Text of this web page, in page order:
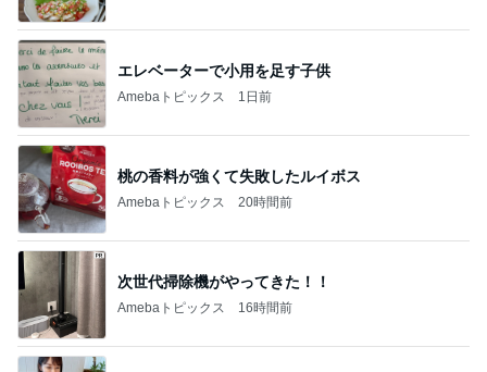
エレベーターで小用を足す子供
Amebaトピックス 1日前
桃の香料が強くて失敗したルイボス
Amebaトピックス 20時間前
次世代掃除機がやってきた！！
Amebaトピックス 16時間前